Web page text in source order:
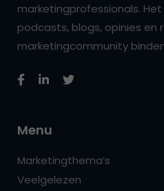
marketingprofessionals. Het
podcasts, blogs, opinies en
marketingcommunity
Menu
Marketingthema’s
Veelgelezen